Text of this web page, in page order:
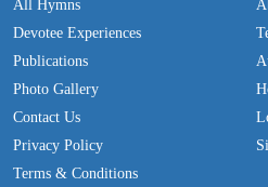
All Hymns
Devotee Experiences
Publications
Photo Gallery
Contact Us
Privacy Policy
Terms & Conditions